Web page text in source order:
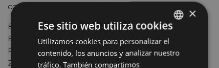
comarcas de nuestro territorio.
Esta actuación está cofinanciada por el Fondo
Europeo de Desarrollo Regional en el marco del
Programa Operativo FEDER del País Vasco 2014-
2020.
BASQUE
SPANISH
×
Ese sitio web utiliza cookies
Utilizamos cookies para personalizar el
contenido, los anuncios y analizar nuestro
tráfico. También compartimos